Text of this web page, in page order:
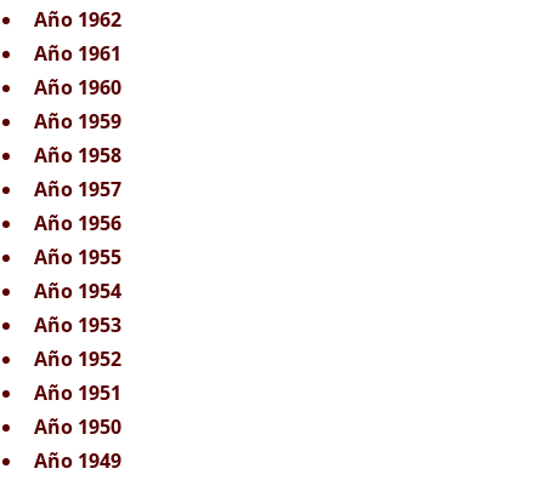
Año 1962
Año 1961
Año 1960
Año 1959
Año 1958
Año 1957
Año 1956
Año 1955
Año 1954
Año 1953
Año 1952
Año 1951
Año 1950
Año 1949